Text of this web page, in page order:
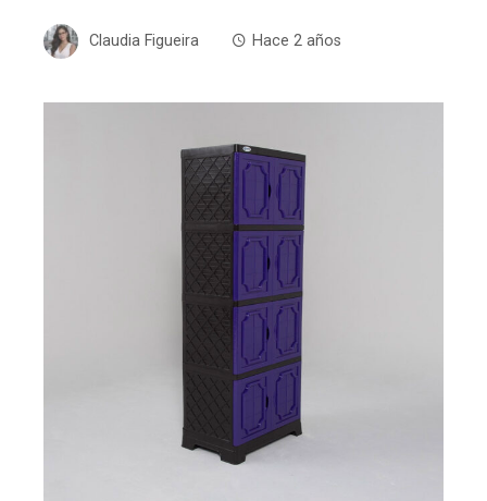
Claudia Figueira Hace 2 años